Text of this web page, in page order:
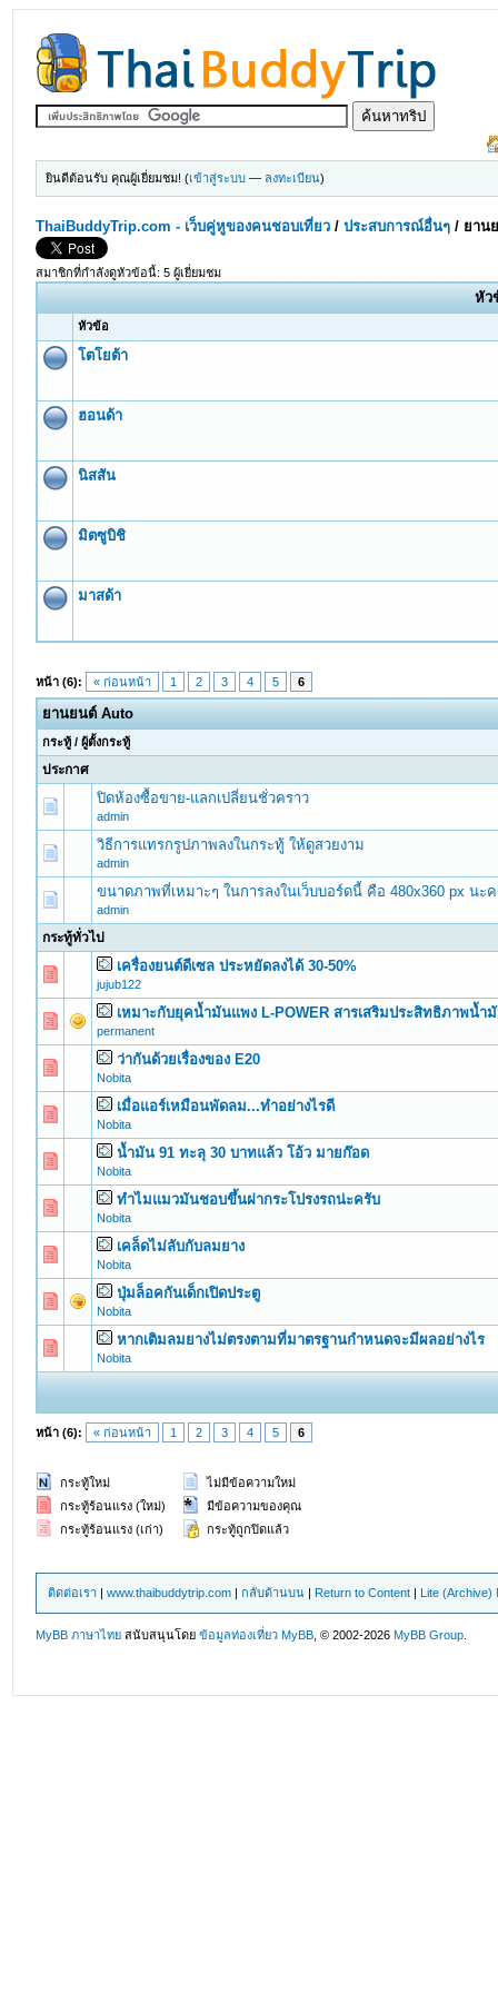
ยินดีต้อนรับ คุณผู้เยี่ยมชม! (เข้าสู่ระบบ — ลงทะเบียน)
ThaiBuddyTrip.com - เว็บคู่หูของคนชอบเที่ยว /ประสบการณ์อื่นๆ / ยาน
สมาชิกที่กำลังดูหัวข้อนี้: 5 ผู้เยี่ยมชม
หัว
หัวข้อ
โตโยต้า
ฮอนด้า
นิสสัน
มิตซูบิชิ
มาสด้า
หน้า (6): « ก่อนหน้า 1 2 3 4 5 6
ยานยนต์ Auto
กระทู้ /ผู้ตั้งกระทู้
ประกาศ
ปิดห้องซื้อขาย-แลกเปลี่ยนชั่วคราว
admin
วิธีการแทรกรูปภาพลงในกระทู้ ให้ดูสวยงาม
admin
ขนาดภาพที่เหมาะๆ ในการลงในเว็บบอร์ดนี้ คือ 480x360 px นะ
admin
กระทู้ทั่วไป
เครื่องยนต์ดีเซล ประหยัดลงได้ 30-50%
jujub122
0 Vote(s) - 0 out of 5 in Average
1 2 345
เหมาะกับยุคน้ำมันแพง L-POWER สารเสริมประสิทธิภาพน้ำมั
permanent
0 Vote(s) - 0 out of 5 in Average
1 2345
ว่ากันด้วยเรื่องของ E20
Nobita
0 Vote(s) - 0 out of 5 in Average
12345
เมื่อแอร์เหมือนพัดลม...ทำอย่างไรดี
Nobita
0 Vote(s) - 0 out of 5 in Average
12345
น้ำมัน 91 ทะลุ 30 บาทแล้ว โอ้ว มายก๊อด
Nobita
0 Vote(s) - 0 out of 5 in Average
12 345
ทำไมแมวมันชอบขึ้นฝากระโปรงรถน่ะครับ
Nobita
0 Vote(s) - 0 out of 5 in Average
12 345
เคล็ดไม่ลับกับลมยาง
Nobita
0 Vote(s) - 0 out of 5 in Average
12 34
ปุ่มล็อคกันเด็กเปิดประตู
Nobita
0 Vote(s) - 0 out of 5 in Average
123 45
หากเติมลมยางไม่ตรงตามที่มาตรฐานกำหนดจะมีผลอย่างไร
Nobita
0 Vote(s) - 0 out of 5 in Average
123 45
หน้า (6): « ก่อนหน้า 1 2 3 4 5 6
กระทู้ใหม่
กระทู้ร้อนแรง (ใหม่)
กระทู้ร้อนแรง (เก่า)
ไม่มีข้อความใหม่
มีข้อความของคุณ
กระทู้ถูกปิดแล้ว
ติดต่อเรา |www.thaibuddytrip.com |กลับด้านบน | Return to Content | Lite (Archive)
MyBB ภาษาไทย สนับสนุนโดยข้อมูลท่องเที่ยว MyBB , © 2002-2026MyBB Group